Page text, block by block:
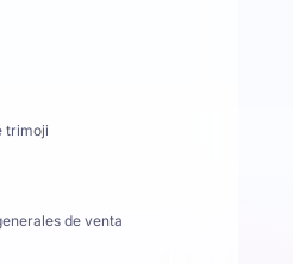
trimoji
de venta